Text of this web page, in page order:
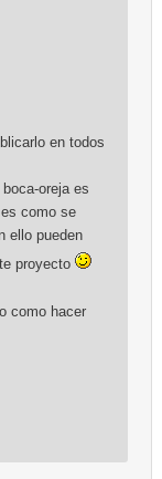
en todos
oreja es
como se
ello pueden
proyecto
como hacer